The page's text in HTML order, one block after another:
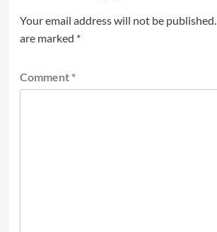
Your email address will not be published.
are marked *
Comment *